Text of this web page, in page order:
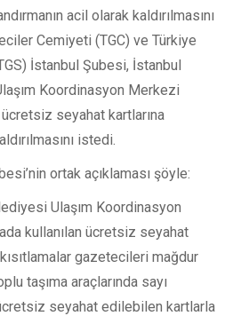
acil olarak kaldırılmasını
Cemiyeti (TGC) ve Türkiye
İstanbul Şubesi, İstanbul
Koordinasyon Merkezi
seyahat kartlarına
istedi.
ortak açıklaması şöyle:
Ulaşım Koordinasyon
kullanılan ücretsiz seyahat
gazetecileri mağdur
taşıma araçlarında sayı
ücretsiz seyahat edilebilen kartlarla